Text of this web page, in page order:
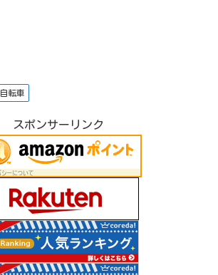
自転車
スポンサーリンク